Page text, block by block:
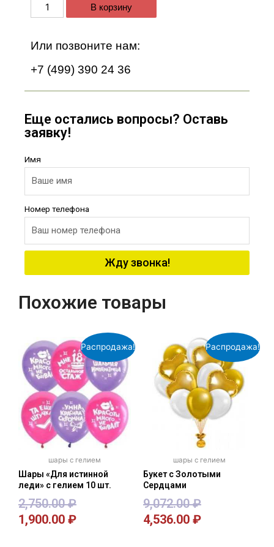
В корзину
Или позвоните нам:
+7 (499) 390 24 36
Еще остались вопросы? Оставь
заявку!
Имя
Номер телефона
Жду звонка!
Похожие товары
Распродажа!
шары с гелием
Шары «Для истинной
леди» с гелием 10 шт.
2,750.00₽
1,900.00 ₽
Распродажа!
шары с гелием
Букет с Золотыми
Сердцами
9,072.00₽
4,536.00 ₽